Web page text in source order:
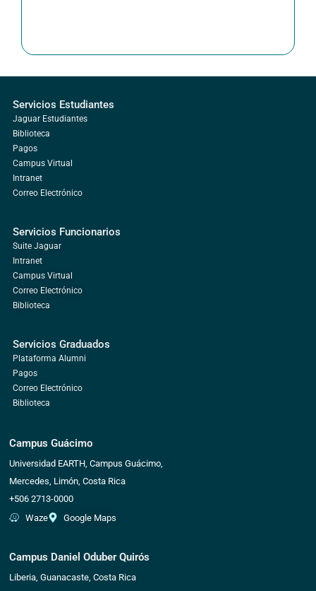
Servicios Estudiantes
Jaguar Estudiantes
Biblioteca
Pagos
Campus Virtual
Intranet
Correo Electrónico
Servicios Funcionarios
Suite Jaguar
Intranet
Campus Virtual
Correo Electrónico
Biblioteca
Servicios Graduados
Plataforma Alumni
Pagos
Correo Electrónico
Biblioteca
Campus Guácimo
Universidad EARTH, Campus Guácimo,
Mercedes, Limón, Costa Rica
+506 2713-0000
Waze
Google Maps
Campus Daniel Oduber Quirós
Liberia, Guanacaste, Costa Rica